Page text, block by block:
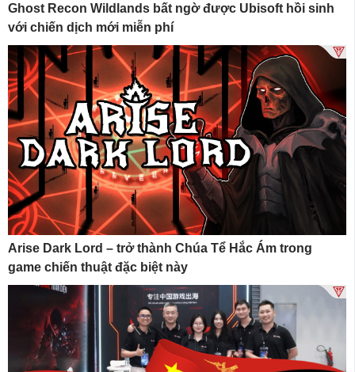
Ghost Recon Wildlands bất ngờ được Ubisoft hồi sinh
với chiến dịch mới miễn phí
Arise Dark Lord – trở thành Chúa Tể Hắc Ám trong
game chiến thuật đặc biệt này